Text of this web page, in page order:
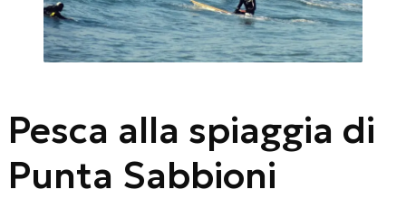
Pesca alla spiaggia di
Punta Sabbioni